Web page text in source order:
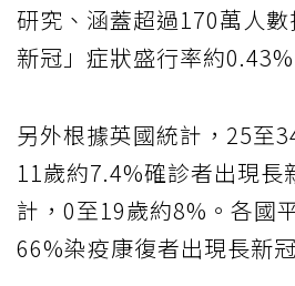
研究、涵蓋超過170萬人
新冠」症狀盛行率約0.43%
另外根據英國統計，25至
11歲約7.4%確診者出現長
計，0至19歲約8%。各國
66%染疫康復者出現長新